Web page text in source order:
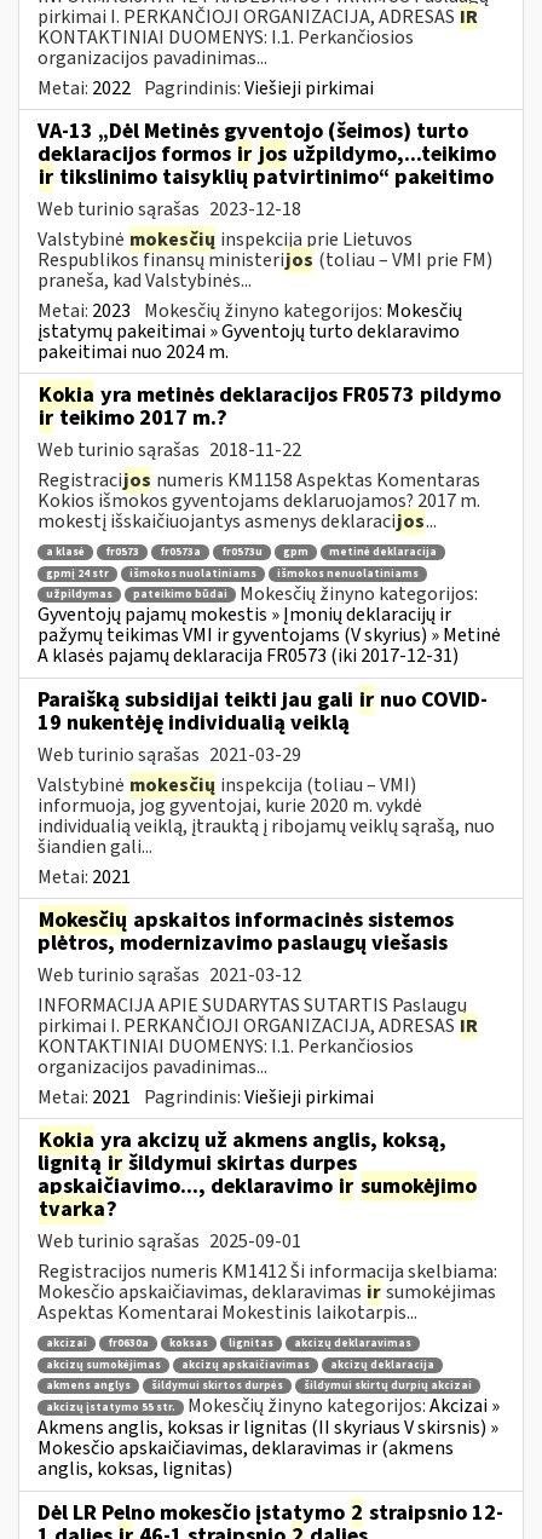
pirkimai I. PERKANČIOJI ORGANIZACIJA, ADRESAS IR
KONTAKTINIAI DUOMENYS: I.1. Perkančiosios
organizacijos pavadinimas...
Metai: 2022 Pagrindinis:Viešieji pirkimai
VA-13 „Dėl Metinės gyventojo (šeimos) turto
deklaracijos formos ir jos užpildymo,...teikimo
ir tikslinimo taisyklių patvirtinimo“ pakeitimo
Web turinio sąrašas 2023-12-18
Valstybinė mokesčių inspekcija prie Lietuvos
Respublikos finansų ministerijos (toliau – VMI prie FM)
praneša, kad Valstybinės...
Metai: 2023 Mokesčių žinyno kategorijos: Mokesčių
įstatymų pakeitimai » Gyventojų turto deklaravimo
pakeitimai nuo 2024 m.
Kokia yra metinės deklaracijos FR0573 pildymo
irteikimo 2017 m.?
Web turinio sąrašas 2018-11-22
Registracijos numeris KM1158 Aspektas Komentaras
Kokios išmokos gyventojams deklaruojamos? 2017 m.
mokestį išskaičiuojantys asmenys deklaracijos...
a klasė fr0573 fr0573a fr0573u gpm
metinė deklaracija
gpmį 24 str
išmokos nuolatiniams
išmokos nenuolatiniams
užpildymas
pateikimo būdai
Mokesčių žinyno kategorijos:
Gyventojų pajamų mokestis » Įmonių deklaracijų ir
pažymų teikimas VMI ir gyventojams (V skyrius) » Metinė
A klasės pajamų deklaracija FR0573 (iki 2017-12-31)
Paraišką subsidijai teikti jau gali ir nuo COVID-
19 nukentėję individualią veiklą
Web turinio sąrašas 2021-03-29
Valstybinė mokesčių inspekcija (toliau – VMI)
informuoja, jog gyventojai, kurie 2020 m. vykdė
individualią veiklą, įtrauktą į ribojamų veiklų sąrašą, nuo
šiandien gali...
Metai: 2021
Mokesčių apskaitos informacinės sistemos
plėtros, modernizavimo paslaugų viešasis
Web turinio sąrašas 2021-03-12
INFORMACIJA APIE SUDARYTAS SUTARTIS Paslaugų
pirkimai I. PERKANČIOJI ORGANIZACIJA, ADRESAS IR
KONTAKTINIAI DUOMENYS: I.1. Perkančiosios
organizacijos pavadinimas...
Metai: 2021 Pagrindinis:Viešieji pirkimai
Kokia yra akcizų už akmens anglis, koksą,
lignitą ir šildymui skirtas durpes
apskaičiavimo..., deklaravimo ir sumokėjimo
tvarka?
Web turinio sąrašas 2025-09-01
Registracijos numeris KM1412 Ši informacija skelbiama:
Mokesčio apskaičiavimas, deklaravimas irsumokėjimas
Aspektas Komentarai Mokestinis laikotarpis...
akcizai fr0630a koksas lignitas
akcizų deklaravimas
akcizų sumokėjimas
akcizų apskaičiavimas
akcizų deklaracija
akmens anglys
šildymui skirtos durpės
šildymui skirtų durpių akcizai
akcizų įstatymo 55 str.
Mokesčių žinyno kategorijos:Akcizai »
Akmens anglis, koksas ir lignitas (II skyriaus V skirsnis) »
Mokesčio apskaičiavimas, deklaravimas ir (akmens
anglis, koksas, lignitas)
Dėl LR Pelno mokesčio įstatymo 2 straipsnio 12-